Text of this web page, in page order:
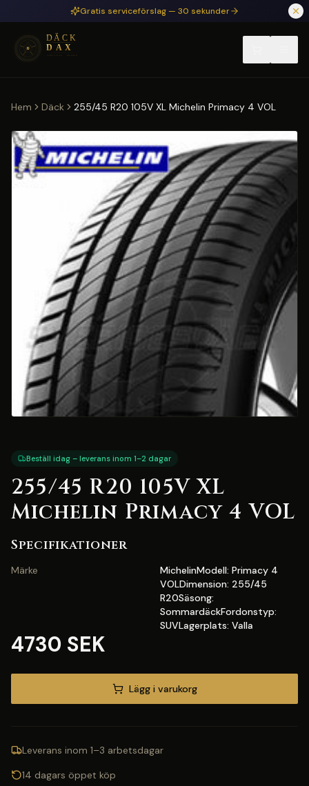
Hoppa till huvudinnehållGratis serviceförslag — 30 sekunder
Hem Däck 255/45 R20 105V XL Michelin Primacy 4 VOL
Beställ idag – leverans inom 1–2 dagar
255/45 R20 105V XL
Michelin Primacy 4 VOL
Specifikationer
Märke
MichelinModell: Primacy 4
VOLDimension: 255/45
R20Säsong:
SommardäckFordonstyp:
SUVLagerplats: Valla
4730 SEK
Lägg i varukorg
Leverans inom 1–3 arbetsdagar
14 dagars öppet köp